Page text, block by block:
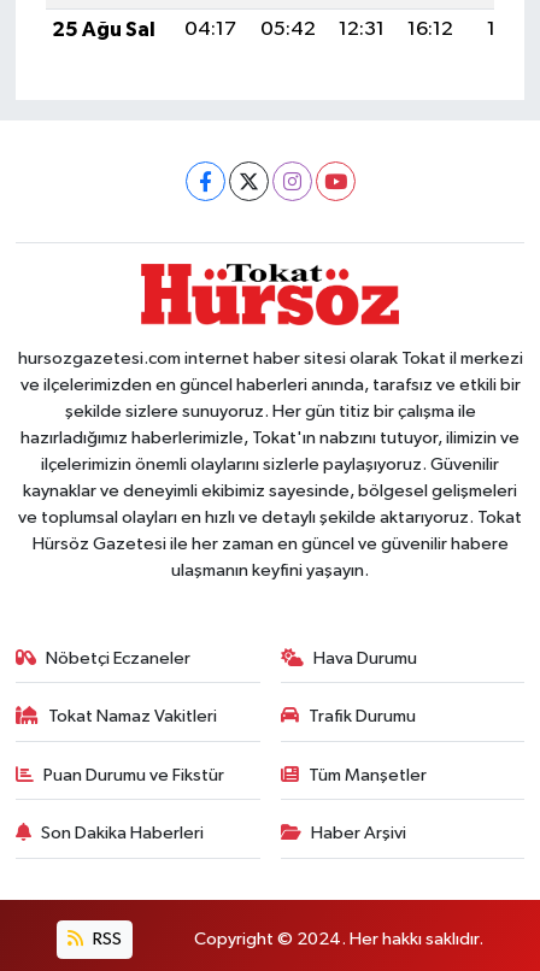
25 Ağu Sal
04:17 05:42 12:31 16:12 19:11
hursozgazetesi.com internet haber sitesi olarak Tokat il merkezi
ve ilçelerimizden en güncel haberleri anında, tarafsız ve etkili bir
şekilde sizlere sunuyoruz. Her gün titiz bir çalışma ile
hazırladığımız haberlerimizle, Tokat'ın nabzını tutuyor, ilimizin ve
ilçelerimizin önemli olaylarını sizlerle paylaşıyoruz. Güvenilir
kaynaklar ve deneyimli ekibimiz sayesinde, bölgesel gelişmeleri
ve toplumsal olayları en hızlı ve detaylı şekilde aktarıyoruz. Tokat
Hürsöz Gazetesi ile her zaman en güncel ve güvenilir habere
ulaşmanın keyfini yaşayın.
Nöbetçi Eczaneler Hava Durumu
Tokat Namaz Vakitleri Trafik Durumu
Puan Durumu ve Fikstür Tüm Manşetler
Son Dakika Haberleri Haber Arşivi
RSS Copyright © 2024. Her hakkı saklıdır.